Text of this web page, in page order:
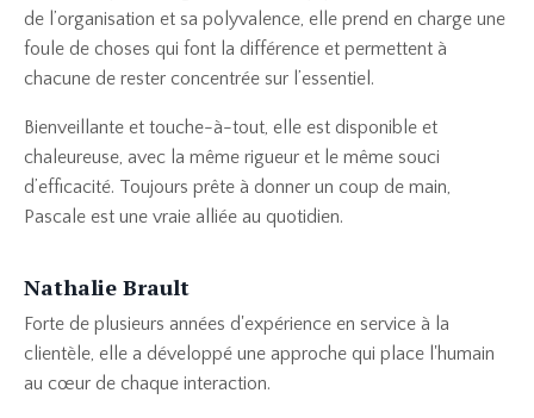
de l’organisation et sa polyvalence, elle prend en charge une
foule de choses qui font la différence et permettent à
chacune de rester concentrée sur l’essentiel.
Bienveillante et touche-à-tout, elle est disponible et
chaleureuse, avec la même rigueur et le même souci
d’efficacité. Toujours prête à donner un coup de main,
Pascale est une vraie alliée au quotidien.
Nathalie Brault
Forte de plusieurs années d'expérience en service à la
clientèle, elle a développé une approche qui place l'humain
au cœur de chaque interaction.